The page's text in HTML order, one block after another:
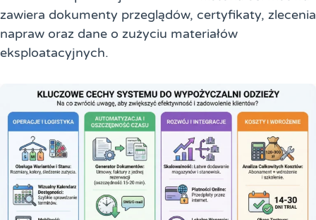
zawiera dokumenty przeglądów, certyfikaty, zlecenia
napraw oraz dane o zużyciu materiałów
eksploatacyjnych.